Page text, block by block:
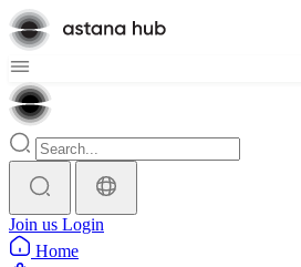
Join us Login
Home